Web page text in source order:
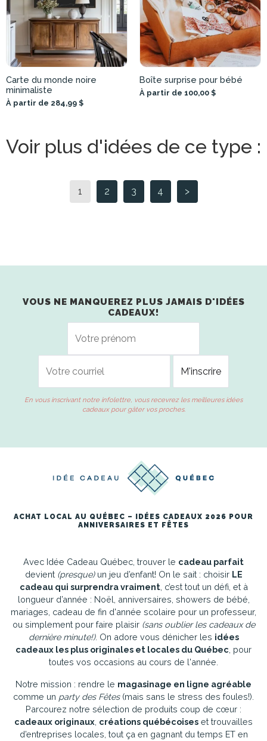
Carte du monde noire
minimaliste
À partir de 284,99 $
Boîte surprise pour bébé
À partir de 100,00 $
Voir plus d'idées de ce type :
1 2 3 4 >
VOUS NE MANQUEREZ PLUS JAMAIS D'IDÉES
CADEAUX!
En vous inscrivant notre infolettre, vous recevrez les meilleures idées
cadeaux pour gâter vos proches.
ACHAT LOCAL AU QUÉBEC – IDÉES CADEAUX 2026 POUR
ANNIVERSAIRES ET FÊTES
Avec Idée Cadeau Québec, trouver le cadeau parfait
devient (presque)un jeu d’enfant! On le sait : choisir LE
cadeau qui surprendra vraiment, c’est tout un défi, et à
longueur d’année : Noël, anniversaires, showers de bébé,
mariages, cadeau de fin d'année scolaire pour un professeur,
ou simplement pour faire plaisir (sans oublier les cadeaux de
dernière minute!). On adore vous dénicher les idées
cadeaux les plus originales et locales du Québec , pour
toutes vos occasions au cours de l'année.
Notre mission : rendre le magasinage en ligne agréable
comme un party des Fêtes(mais sans le stress des foules!).
Parcourez notre sélection de produits coup de cœur :
cadeaux originaux créations québécoises et trouvailles
d’entreprises locales, tout ça en gagnant du temps ET en